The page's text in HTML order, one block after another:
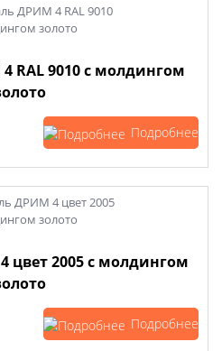
RAL 9010 с молдингом
Подробнее
цвет 2005 с молдингом
Подробнее